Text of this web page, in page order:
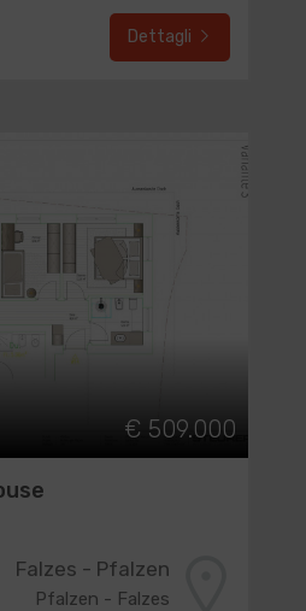
Dettagli
€ 509.000
Falzes - Pfalzen
Pfalzen - Falzes